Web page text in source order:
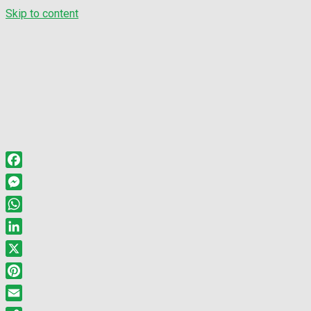
Skip to content
Facebook
Messenger
WhatsApp
LinkedIn
X
Pinterest